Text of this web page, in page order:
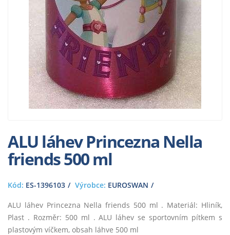
ALU láhev Princezna Nella
friends 500 ml
Kód: ES-1396103 Výrobce: EUROSWAN
ALU láhev Princezna Nella friends 500 ml . Materiál: Hliník,
Plast . Rozměr: 500 ml . ALU láhev se sportovním pítkem s
plastovým víčkem, obsah láhve 500 ml